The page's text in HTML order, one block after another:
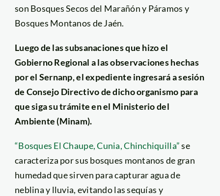
son Bosques Secos del Marañón y Páramos y
Bosques Montanos de Jaén.
Luego de las subsanaciones que hizo el
Gobierno Regional a las observaciones hechas
por el Sernanp, el expediente ingresará a sesión
de Consejo Directivo de dicho organismo para
que siga su trámite en el Ministerio del
Ambiente (Minam).
“Bosques El Chaupe, Cunia, Chinchiquilla”se
caracteriza por sus bosques montanos de gran
humedad que sirven para capturar agua de
neblina y lluvia, evitando las sequías y